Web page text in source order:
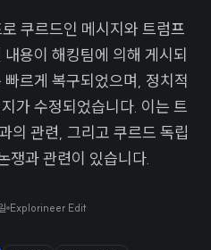
쿠르드인 메시지와 트럼프
용이 해킹팀에 의해 게시되
르게 복구되었으며, 정치적
가 수정되었습니다. 이는 트
의 관련, 그리고 쿠르드 독립
쟁과 관련이 있습니다.
Explorineer Edit